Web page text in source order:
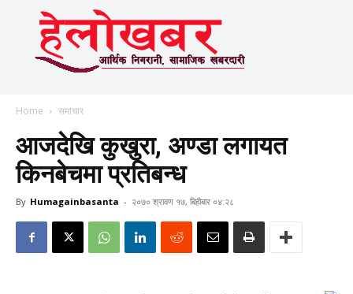
Home समाचार
आजदेखि कुखुरा, अण्डा लगायत
किनबेचमा प्रतिबन्ध
By Humagainbasanta - २०७० श्रावण १७, बिहीबार ०४:२८